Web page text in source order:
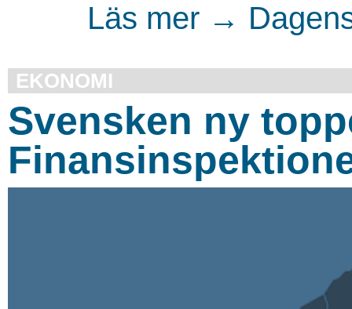
Läs mer →
EKONOMI
Svensken ny